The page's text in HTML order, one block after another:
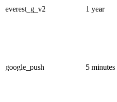
everest_g_v2 1 year
google_push 5 minutes